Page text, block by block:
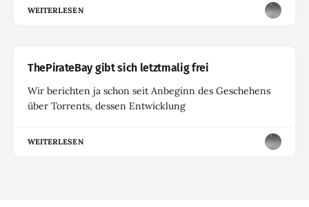
WEITERLESEN
ThePirateBay gibt sich letztmalig frei
Wir berichten ja schon seit Anbeginn des Geschehens
über Torrents, dessen Entwicklung
WEITERLESEN